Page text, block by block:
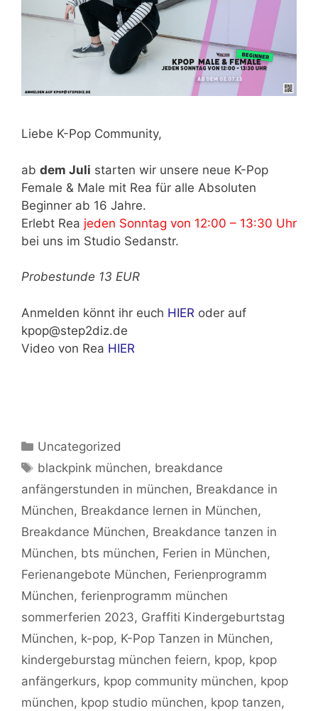
Liebe K-Pop Community,
ab dem Juli starten wir unsere neue K-Pop
Female & Male mit Rea für alle Absoluten
Beginner ab 16 Jahre.
Erlebt Rea jeden Sonntag von 12:00 – 13:30 Uhr
bei uns im Studio Sedanstr.
Probestunde 13 EUR
Anmelden könnt ihr euch HIER oder auf
kpop@step2diz.de
Video von Rea HIER
Kategorien
Uncategorized
Schlagwörter
blackpink münchen, breakdance
anfängerstunden in münchen, Breakdance in
München, Breakdance lernen in München,
Breakdance München, Breakdance tanzen in
München, bts münchen, Ferien in München,
Ferienangebote München, Ferienprogramm
München, ferienprogramm münchen
sommerferien 2023, Graffiti Kindergeburtstag
München, k-pop, K-Pop Tanzen in München,
kindergeburstag münchen feiern, kpop, kpop
anfängerkurs, kpop community münchen, kpop
münchen, kpop studio münchen, kpop tanzen,